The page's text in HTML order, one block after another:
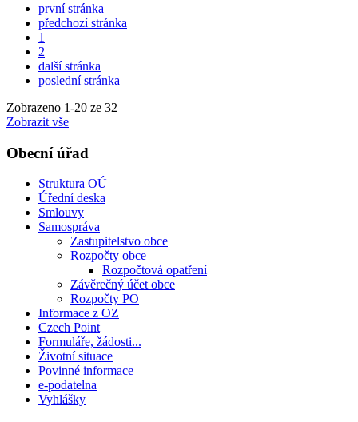
první stránka
předchozí stránka
1
2
další stránka
poslední stránka
Zobrazeno 1-20 ze 32
Zobrazit vše
Obecní úřad
Struktura OÚ
Úřední deska
Smlouvy
Samospráva
Zastupitelstvo obce
Rozpočty obce
Rozpočtová opatření
Závěrečný účet obce
Rozpočty PO
Informace z OZ
Czech Point
Formuláře, žádosti...
Životní situace
Povinné informace
e-podatelna
Vyhlášky